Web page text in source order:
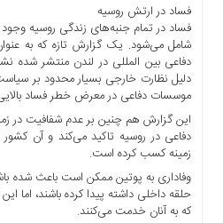
نمونه
تعرفه
درباره
فساد در ارتش روسیه
فساد در تمام جنبه‌های زندگی روسیه
شامل می‌شود. یک گزارش تازه که به
دفاعی بین المللی در لندن منتشر شده
دلیل نظارت خارجی بسیار محدود بر
موسسات دفاعی در معرض خطر فساد
این گزارش هم چنین بر عدم شفافیت در
زمینه کسب کرده است.
وفاداری به پوتین ممکن است باعث شده
حلقه داخلی داشته پیدا کرده باشند، اما
که به آنان خدمت می‌کنند.